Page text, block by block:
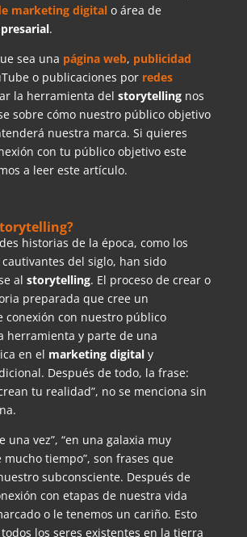
marketing digitalo área de
.
sea una página web, publicidad
o publicaciones por redes
la herramienta del storytellingnos
sobre cómo nuestro público objetivo
nuestra marca. Si quieres
con tu público objetivo este
a leer este artículo.
historias de la época, como los
del siglo, han sido
al storytelling. El proceso de crear o
preparada que cree un
conexión con nuestro público
herramienta y parte de una
en el marketing digitaly
Después de todo, la frase:
tu realidad”, no se menciona sin
una vez”, “en una galaxia muy
mucho tiempo”, son frases que
subconsciente. Después de
con etapas de nuestra vida
o le tenemos un cariño. Esto
los seres existentes en la tierra